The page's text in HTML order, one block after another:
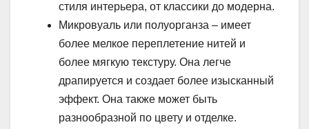
стиля интерьера, от классики до модерна.
Микровуаль или полуорганза – имеет
более мелкое переплетение нитей и
более мягкую текстуру. Она легче
драпируется и создает более изысканный
эффект. Она также может быть
разнообразной по цвету и отделке.